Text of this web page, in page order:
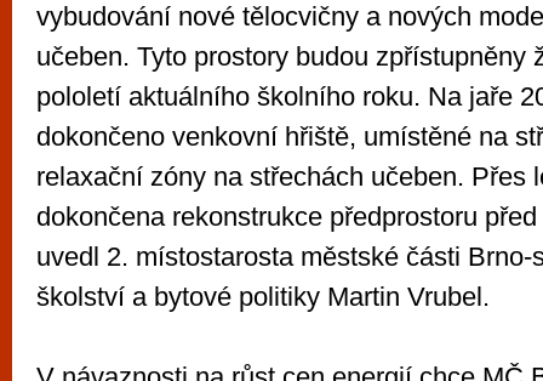
vybudování nové tělocvičny a nových
učeben. Tyto prostory budou zpřístupněny
pololetí aktuálního školního roku. Na jaře
dokončeno venkovní hřiště, umístěné na
relaxační zóny na střechách učeben. Přes
dokončena rekonstrukce předprostoru
uvedl 2. místostarosta městské části Brno-
školství a bytové politiky Martin Vrubel.